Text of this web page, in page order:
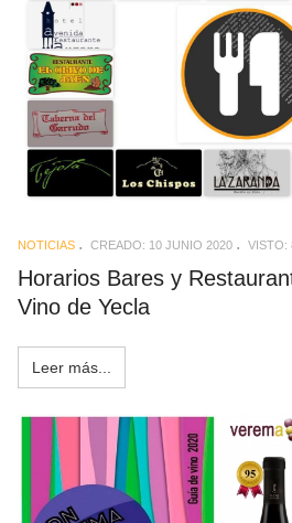
NOTICIAS CREADO: 10 JUNIO 2020 VISTO:
Horarios Bares y
Vino de Yecla
Leer más...